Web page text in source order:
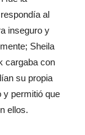
al
inseguro y
Sheila
cargaba con
su propia
y permitió que
ellos.